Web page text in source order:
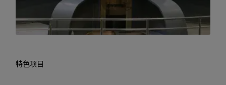
特色项目